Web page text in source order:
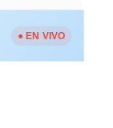
● EN VIVO